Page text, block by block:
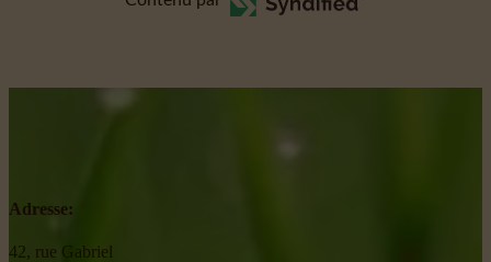
Adresse:
42, rue Gabriel